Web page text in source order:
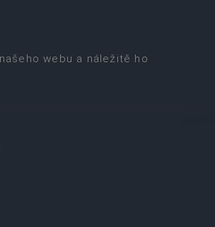
webu a náležitě ho